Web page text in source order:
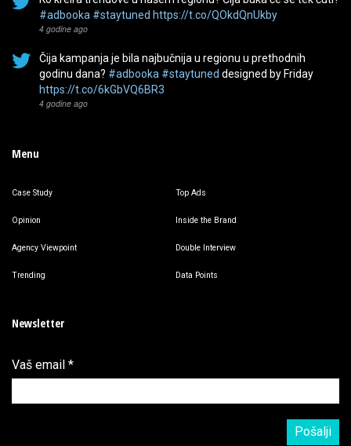
#adbooka #staytuned https://t.co/QOkdQnUkby
4 godine ago
Čija kampanja je bila najbučnija u regionu u prethodnih
godinu dana? #adbooka #staytuned designed by Friday
https://t.co/6kGbVQ6BR3
4 godine ago
Menu
Case Study Top Ads
Opinion Inside the Brand
Agency Viewpoint Double Interview
Trending Data Points
Newsletter
Vaš email *